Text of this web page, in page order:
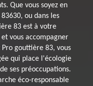
Que vous soyez en
ou dans les
83 est à votre
vous accompagner
gouttière 83, vous
qui place l'écologie
ses préoccupations.
éco-responsable